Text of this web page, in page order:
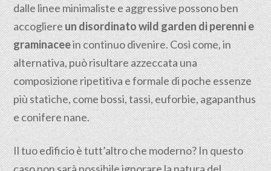
dalle linee minimaliste e aggressive possono ben
accogliereun disordinato wild garden di perenni e
graminaceein continuo divenire. Così come, in
alternativa, può risultare azzeccata una
composizione ripetitiva e formale di poche essenze
più statiche, come bossi, tassi, euforbie, agapanthus
e conifere nane.
Il tuo edificio è tutt’altro che moderno? In questo